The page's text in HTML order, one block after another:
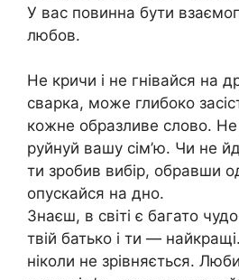
У вас повинна бути
любов.
Не кричи і не гнівайся на
сварка, може глибоко
кожне образливе слово. Не
руйнуй вашу сім’ю. Чи не
ти зробив вибір, обравши
опускайся на дно.
Знаєш, в світі є багато
твій батько і ти —
ніколи не зрівняється.